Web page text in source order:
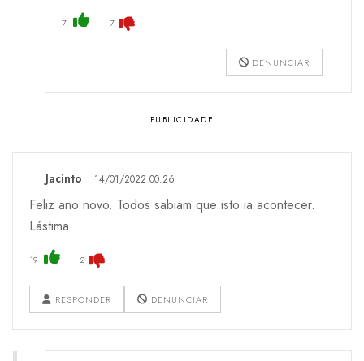
7 7
DENUNCIAR
Jacinto 14/01/2022 00:26
Feliz ano novo. Todos sabiam que isto ia acontecer.
Lástima.
19 2
RESPONDER DENUNCIAR